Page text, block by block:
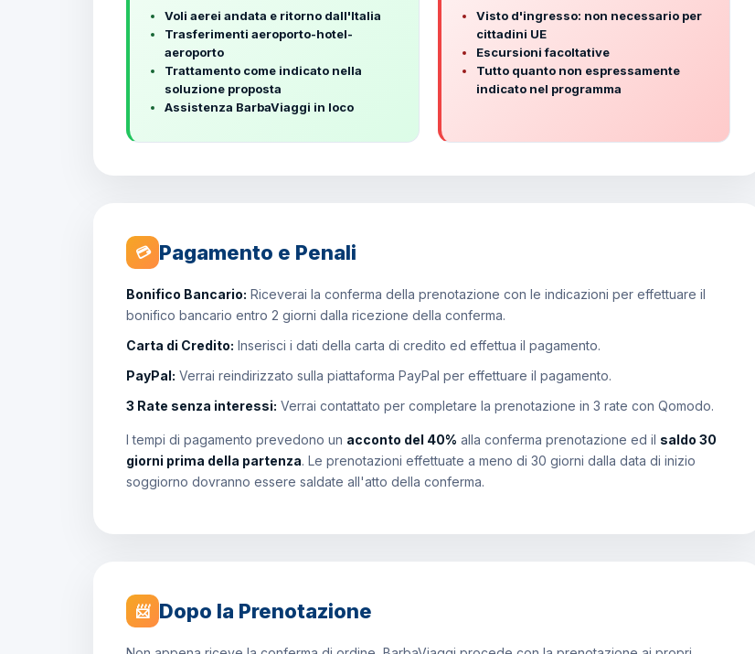
Voli aerei andata e ritorno dall'Italia
Trasferimenti aeroporto-hotel-
aeroporto
Trattamento come indicato nella
soluzione proposta
Assistenza BarbaViaggi in loco
Visto d'ingresso: non necessario per
cittadini UE
Escursioni facoltative
Tutto quanto non espressamente
indicato nel programma
💳 Pagamento e Penali
Bonifico Bancario: Riceverai la conferma della prenotazione con le indicazioni per effettuare il
bonifico bancario entro 2 giorni dalla ricezione della conferma.
Carta di Credito: Inserisci i dati della carta di credito ed effettua il pagamento.
PayPal: Verrai reindirizzato sulla piattaforma PayPal per effettuare il pagamento.
3 Rate senza interessi: Verrai contattato per completare la prenotazione in 3 rate con Qomodo.
I tempi di pagamento prevedono un acconto del 40% alla conferma prenotazione ed il saldo 30
giorni prima della partenza. Le prenotazioni effettuate a meno di 30 giorni dalla data di inizio
soggiorno dovranno essere saldate all'atto della conferma.
📨 Dopo la Prenotazione